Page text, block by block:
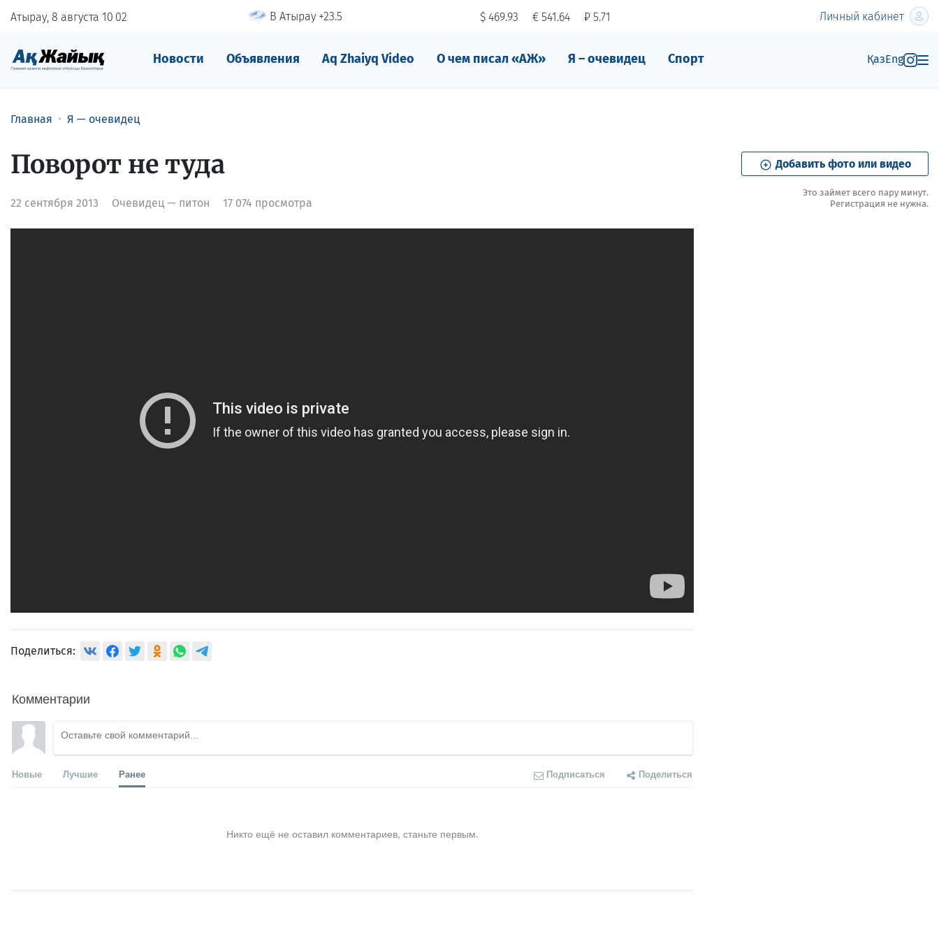
Атырау, 8 августа 10 02 В Атырау +23.5 $ 469.93 € 541.64 ₽ 5.71 Личный кабинет
Новости Объявления Aq Zhaiyq Video О чем писал «АЖ» Я – очевидец Спорт ҚазEng
Главная Я — очевидец
22 сентября 2013 Очевидец — питон 17 074 просмотра
Поворот не туда
Поделиться:
Комментарии
Новые Лучшие Ранее Подписаться Поделиться
Никто ещё не оставил комментариев, станьте первым.
Добавить фото или видео
Это займет всего пару минут.
Регистрация не нужна.